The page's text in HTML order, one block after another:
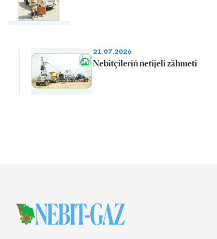
21.07.2026
Nebitçileriň netijeli zähmeti